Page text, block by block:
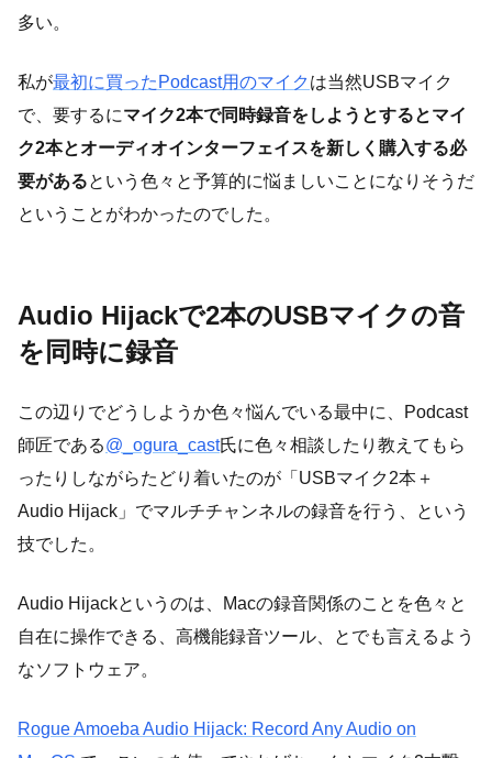
多い。
私が最初に買ったPodcast用のマイク は当然USBマイク
で、要するにマイク2本で同時録音をしようとするとマイ
ク2本とオーディオインターフェイスを新しく購入する必
要があるという色々と予算的に悩ましいことになりそうだ
ということがわかったのでした。
Audio Hijackで2本のUSBマイクの音
を同時に録音
この辺りでどうしようか色々悩んでいる最中に、Podcast
師匠である@_ogura_cast氏に色々相談したり教えてもら
ったりしながらたどり着いたのが「USBマイク2本＋
Audio Hijack」でマルチチャンネルの録音を行う、という
技でした。
Audio Hijackというのは、Macの録音関係のことを色々と
自在に操作できる、高機能録音ツール、とでも言えるよう
なソフトウェア。
Rogue Amoeba Audio Hijack: Record Any Audio on